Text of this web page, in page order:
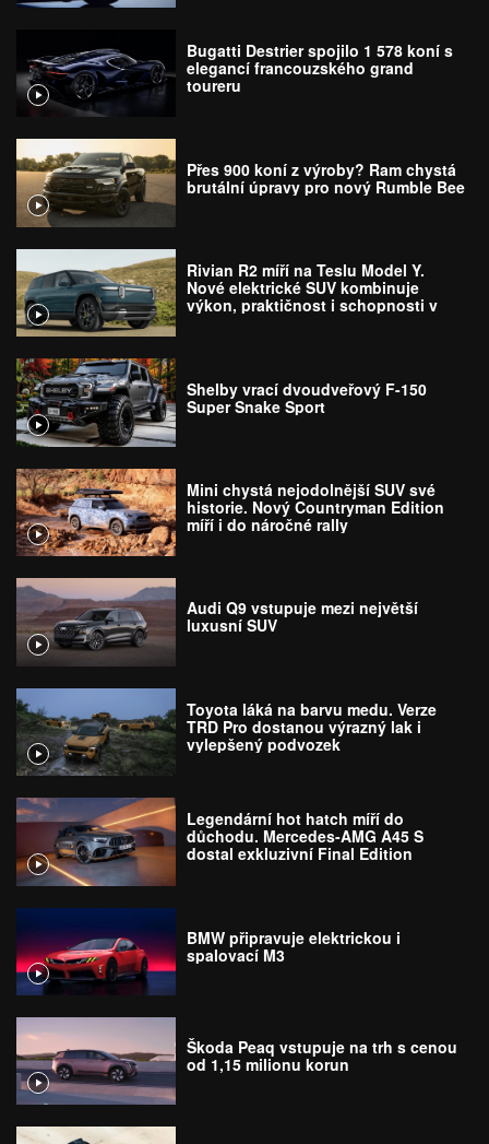
Bugatti Destrier spojilo 1 578 koní s
elegancí francouzského grand
toureru
Přes 900 koní z výroby? Ram chystá
brutální úpravy pro nový Rumble Bee
Rivian R2 míří na Teslu Model Y.
Nové elektrické SUV kombinuje
výkon, praktičnost i schopnosti v
Shelby vrací dvoudveřový F-150
Super Snake Sport
Mini chystá nejodolnější SUV své
historie. Nový Countryman Edition
míří i do náročné rally
Audi Q9 vstupuje mezi největší
luxusní SUV
Toyota láká na barvu medu. Verze
TRD Pro dostanou výrazný lak i
vylepšený podvozek
Legendární hot hatch míří do
důchodu. Mercedes-AMG A45 S
dostal exkluzivní Final Edition
BMW připravuje elektrickou i
spalovací M3
Škoda Peaq vstupuje na trh s cenou
od 1,15 milionu korun